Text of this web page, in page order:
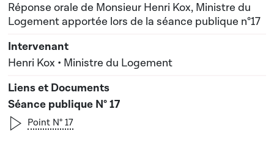
Réponse orale de Monsieur Henri Kox, Ministre du
Logement apportée lors de la séance publique n°17
Henri Kox • Ministre du Logement
Séance publique N° 17
Point N° 17